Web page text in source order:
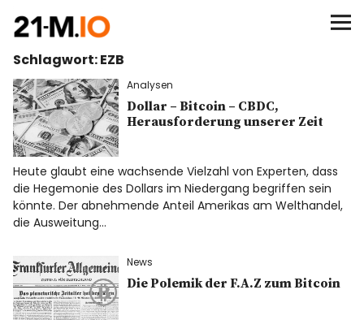
∞/21M BITCOIN
BEGINN
BITCOIN
ANALYSEN
NEWS
Schlagwort:EZB
Analysen
Dollar – Bitcoin – CBDC,
Herausforderung unserer Zeit
Heute glaubt eine wachsende Vielzahl von Experten, dass
die Hegemonie des Dollars im Niedergang begriffen sein
könnte. Der abnehmende Anteil Amerikas am Welthandel,
die Ausweitung…
News
Die Polemik der F.A.Z zum Bitcoin